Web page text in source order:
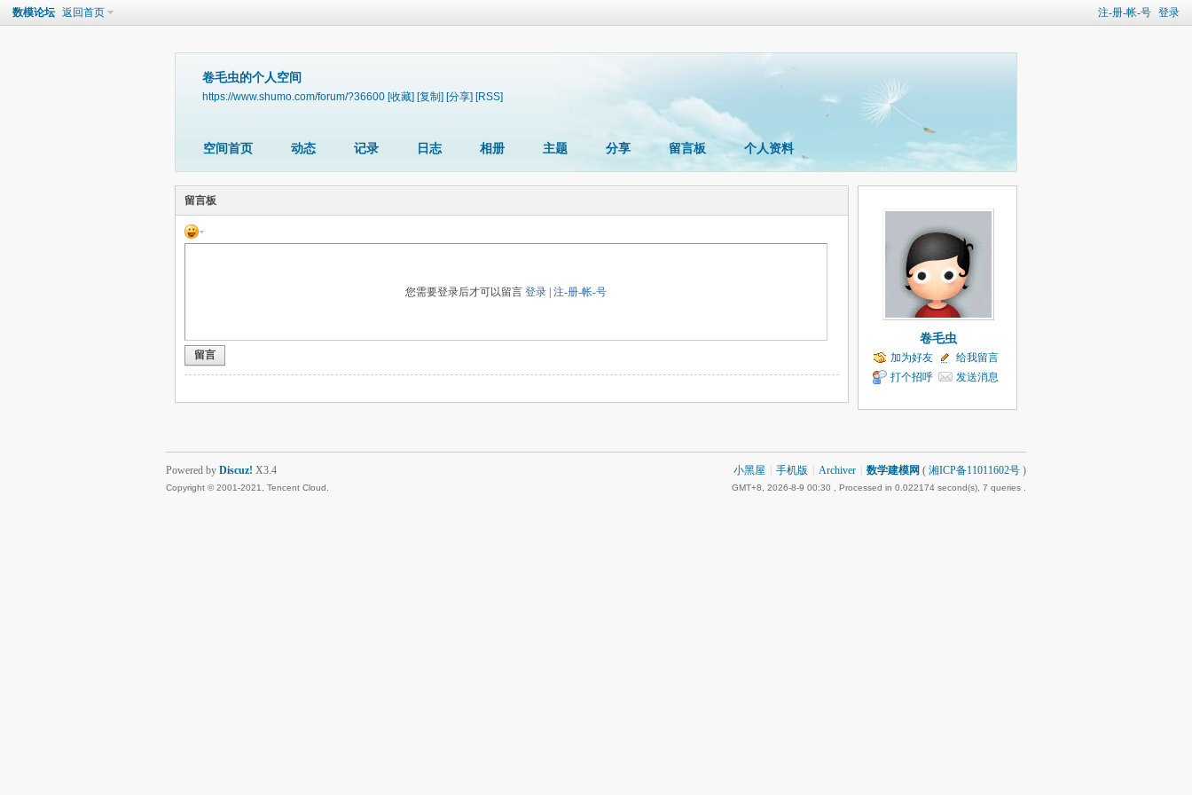
注-册-帐-号 登录
数模论坛 返回首页
卷毛虫的个人空间
https://www.shumo.com/forum/?36600 [收藏] [复制] [分享] [RSS]
空间首页 动态 记录 日志 相册 主题 分享 留言板 个人资料
留言板
您需要登录后才可以留言登录 |注-册-帐-号
留言
卷毛虫
加为好友
给我留言
打个招呼
发送消息
小黑屋 手机版 Archiver 数学建模网 ( 湘ICP备11011602号 )
GMT+8, 2026-8-9 00:30 , Processed in 0.022174 second(s), 7 queries .
Powered by Discuz! X3.4
Copyright © 2001-2021, Tencent Cloud.